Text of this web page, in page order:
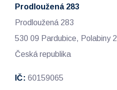
Prodloužená 283
Prodloužená 283
530 09 Pardubice, Polabiny 2
Česká republika
IČ: 60159065